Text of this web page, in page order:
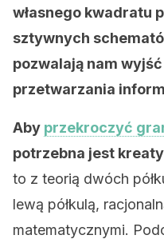
własnego kwadratu
sztywnych
pozwalają nam
przetwarzania
Aby przekroczyć
potrzebna jest
to z teorią dwóch
lewą półkulą,
matematycznymi.